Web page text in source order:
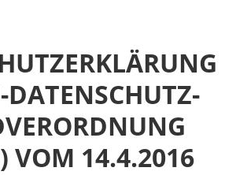
DATENSCHUTZ-
VOM 14.4.2016